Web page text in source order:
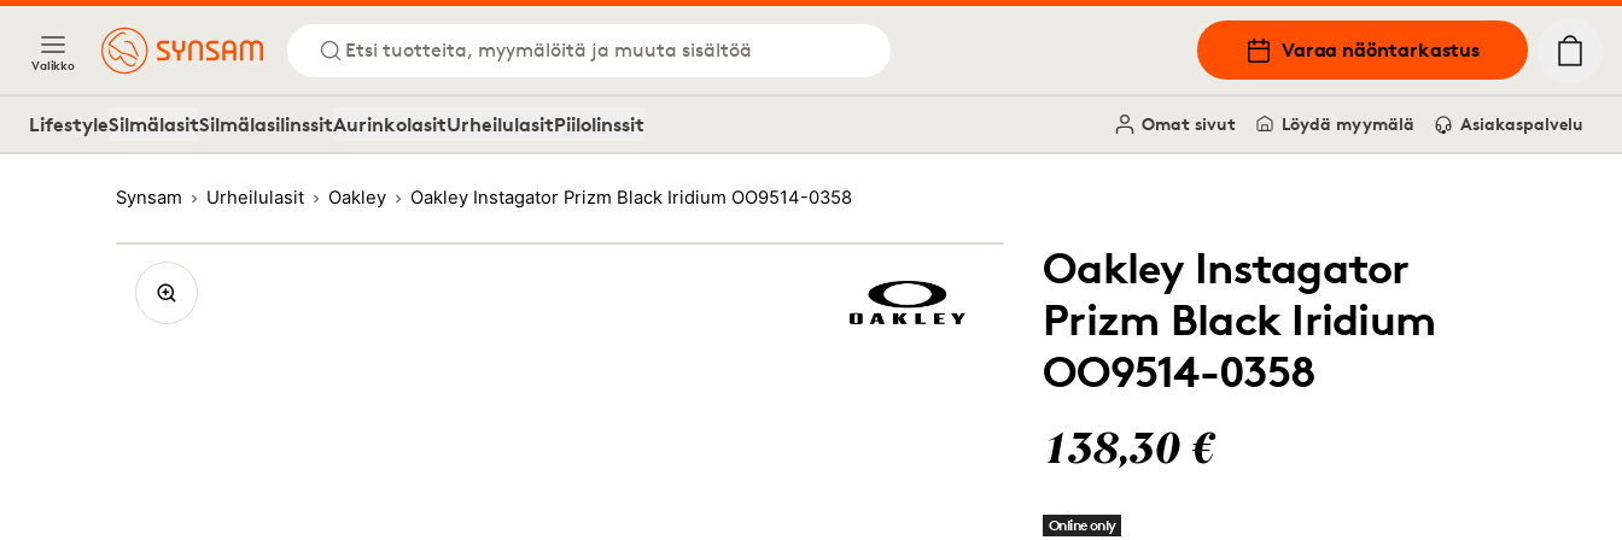
Valikko
Etsi tuotteita, myymälöitä ja muuta sisältöä Varaa näöntarkastus
LifestyleSilmälasitSilmälasilinssitAurinkolasitUrheilulasitPiilolinssit Omat sivut Löydä myymälä Asiakaspalvelu
Synsam Urheilulasit Oakley Oakley Instagator Prizm Black Iridium OO9514-0358
Oakley Instagator
Prizm Black Iridium
OO9514-0358
138,30 €
Online only